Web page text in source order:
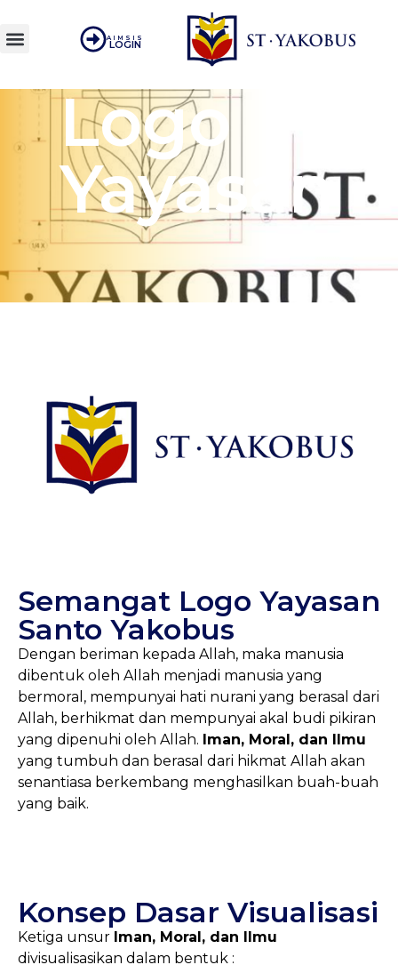
AIMSIS
LOGIN
Logo
Yayasan
Semangat Logo Yayasan
Santo Yakobus
Dengan beriman kepada Allah, maka manusia
dibentuk oleh Allah menjadi manusia yang
bermoral, mempunyai hati nurani yang berasal dari
Allah, berhikmat dan mempunyai akal budi pikiran
yang dipenuhi oleh Allah. Iman, Moral, dan Ilmu
yang tumbuh dan berasal dari hikmat Allah akan
senantiasa berkembang menghasilkan buah-buah
yang baik.
Konsep Dasar Visualisasi
Ketiga unsur Iman, Moral, dan Ilmu
divisualisasikan dalam bentuk :